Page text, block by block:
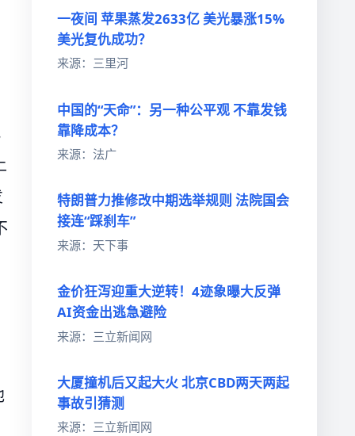
一夜间 苹果蒸发2633亿 美光暴涨15%
美光复仇成功？
来源：三里河
中国的“天命”：另一种公平观 不靠发钱
靠降成本？
来源：法广
特朗普力推修改中期选举规则 法院国会
接连“踩刹车”
来源：天下事
金价狂泻迎重大逆转！4迹象曝大反弹
AI资金出逃急避险
来源：三立新闻网
大厦撞机后又起大火 北京CBD两天两起
事故引猜测
来源：三立新闻网